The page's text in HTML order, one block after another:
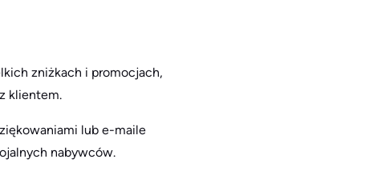
zniżkach i promocjach,
klientem.
lub e-maile
nabywców.